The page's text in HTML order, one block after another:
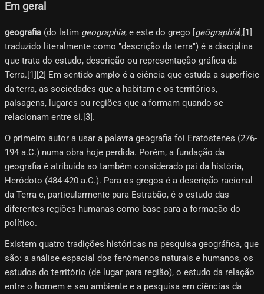
Em geral
geografia (do latim geographĭa, e este do grego [geōgraphía],[1]​
traduzido literalmente como "descrição da terra") é a disciplina
que trata do estudo, descrição ou representação gráfica da
Terra.[1]​[2]​ Em sentido amplo é a ciência que estuda a superfície
da terra, as sociedades que a habitam e os territórios,
paisagens, lugares ou regiões que a formam quando se
relacionam entre si.[3]​.
O primeiro autor a usar a palavra geografia foi Eratóstenes (276-
194 a.C.) numa obra hoje perdida. Porém, a fundação da
geografia é atribuída ao também considerado pai da história,
Heródoto (484-420 a.C.). Para os gregos é a descrição racional
da Terra e, particularmente para Estrabão, é o estudo das
diferentes regiões humanas como base para a formação do
político.
Existem quatro tradições históricas na pesquisa geográfica, que
são: a análise espacial dos fenômenos naturais e humanos, os
estudos do território (de lugar para região), o estudo da relação
entre o homem e seu ambiente e a pesquisa em ciências da